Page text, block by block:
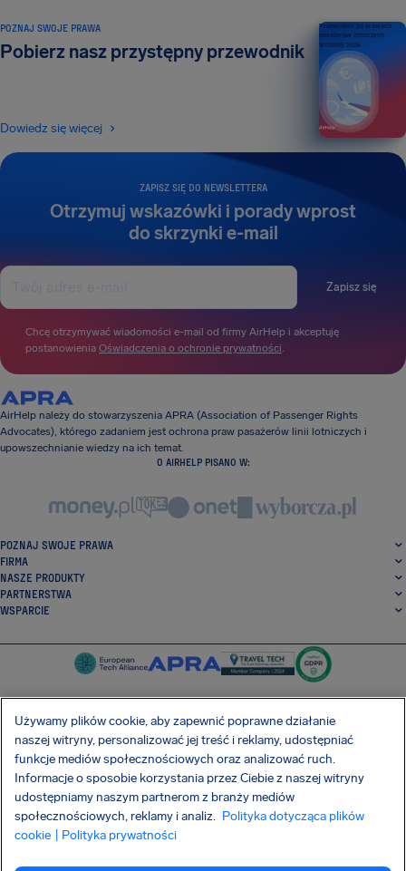
ZAPISZ SIĘ DO NEWSLETTERA
Otrzymuj wskazówki i porady wprost
do skrzynki e-mail
Zapisz się
Chcę otrzymywać wiadomości e-mail od firmy AirHelp i akceptuję
postanowienia Oświadczenia o ochronie prywatności.
POZNAJ SWOJE PRAWA
Pobierz nasz przystępny przewodnik
Dowiedz się więcej
Przewodnik po prawach
pasażerów lotniczych
WYDANIE 2026
AirHelp należy do stowarzyszenia APRA (Association of Passenger Rights
Advocates), którego zadaniem jest ochrona praw pasażerów linii lotniczych i
upowszechnianie wiedzy na ich temat.
O AIRHELP PISANO W:
POZNAJ SWOJE PRAWA
FIRMA
NASZE PRODUKTY
PARTNERSTWA
WSPARCIE
SocialFacebook
SocialTwitter
SocialInstagram
SocialLinkedin
POBIERZ NASZĄ DARMOWĄ APLIKACJĘ
Używamy plików cookie, aby zapewnić poprawne działanie
naszej witryny, personalizować jej treść i reklamy, udostępniać
funkcje mediów społecznościowych oraz analizować ruch.
Informacje o sposobie korzystania przez Ciebie z naszej witryny
udostępniamy naszym partnerom z branży mediów
społecznościowych, reklamy i analiz. Polityka dotycząca plików
cookie
| Polityka prywatności